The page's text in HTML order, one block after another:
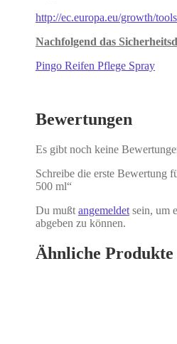
http://ec.europa.eu/growth/
Nachfolgend das
Pingo Reifen Pflege Spray
Bewertungen
Es gibt noch keine
Schreibe die erste Bewertung
500 ml“
Du mußt angemeldetsein, um
abgeben zu können.
Ähnliche Produkte